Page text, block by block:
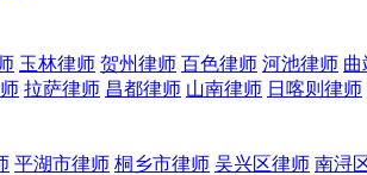
玉林律师 贺州律师 百色律师 河池律师 曲
拉萨律师 昌都律师 山南律师 日喀则律师
平湖市律师 桐乡市律师 吴兴区律师 南浔